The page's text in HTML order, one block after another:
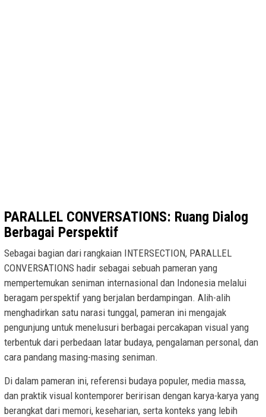
PARALLEL CONVERSATIONS: Ruang Dialog
Berbagai Perspektif
Sebagai bagian dari rangkaian INTERSECTION, PARALLEL
CONVERSATIONS hadir sebagai sebuah pameran yang
mempertemukan seniman internasional dan Indonesia melalui
beragam perspektif yang berjalan berdampingan. Alih-alih
menghadirkan satu narasi tunggal, pameran ini mengajak
pengunjung untuk menelusuri berbagai percakapan visual yang
terbentuk dari perbedaan latar budaya, pengalaman personal, dan
cara pandang masing-masing seniman.
Di dalam pameran ini, referensi budaya populer, media massa,
dan praktik visual kontemporer beririsan dengan karya-karya yang
berangkat dari memori, keseharian, serta konteks yang lebih